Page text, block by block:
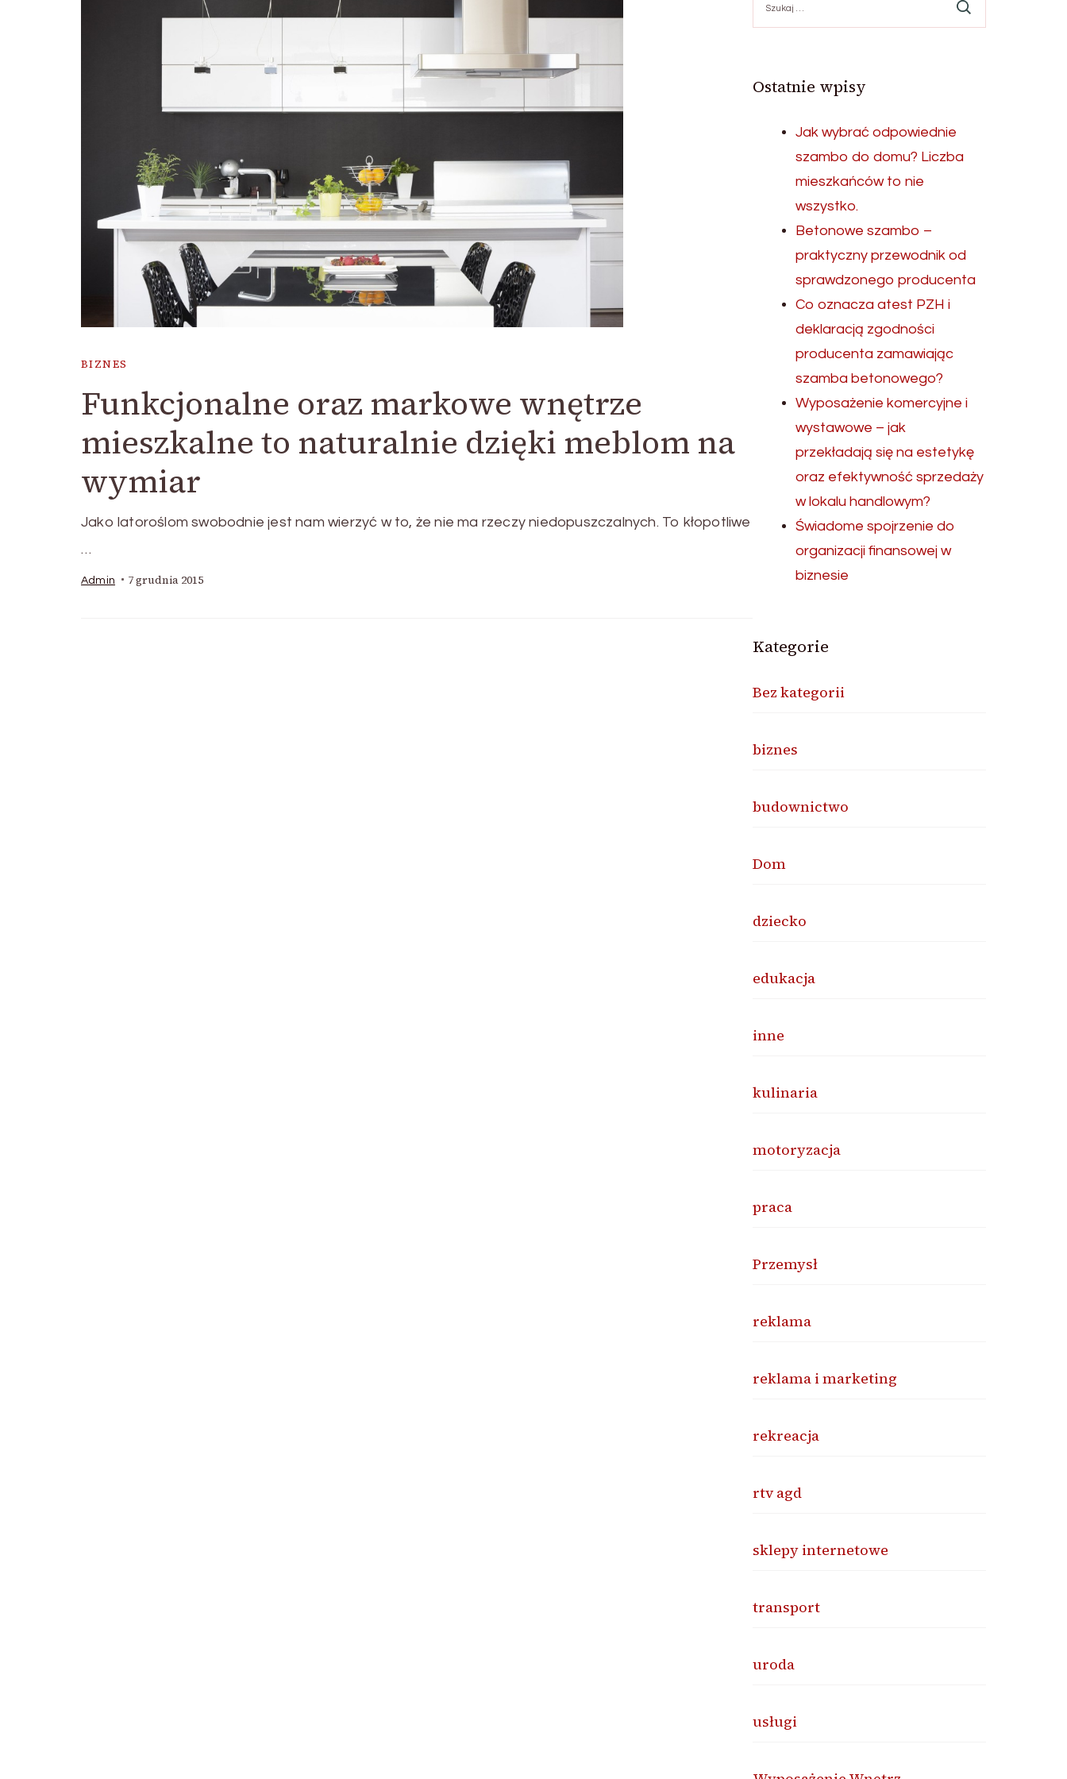
BIZNES
Funkcjonalne oraz markowe wnętrze
mieszkalne to naturalnie dzięki meblom na
wymiar
Jako latoroślom swobodnie jest nam wierzyć w to, że nie ma rzeczy niedopuszczalnych. To kłopotliwe
…
Admin 7 grudnia 2015
Ostatnie wpisy
Jak wybrać odpowiednie
szambo do domu? Liczba
mieszkańców to nie
wszystko.
Betonowe szambo –
praktyczny przewodnik od
sprawdzonego producenta
Co oznacza atest PZH i
deklaracją zgodności
producenta zamawiając
szamba betonowego?
Wyposażenie komercyjne i
wystawowe – jak
przekładają się na estetykę
oraz efektywność sprzedaży
w lokalu handlowym?
Świadome spojrzenie do
organizacji finansowej w
biznesie
Kategorie
Bez kategorii
biznes
budownictwo
Dom
dziecko
edukacja
inne
kulinaria
motoryzacja
praca
Przemysł
reklama
reklama i marketing
rekreacja
rtv agd
sklepy internetowe
transport
uroda
usługi